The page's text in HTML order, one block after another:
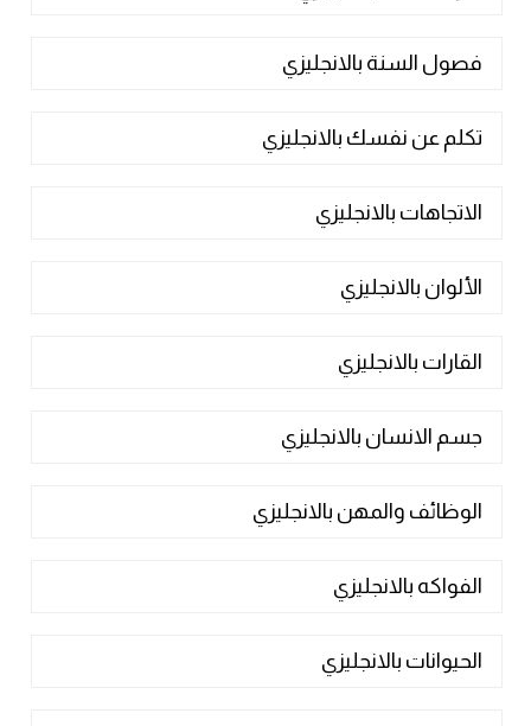
فصول السنة بالانجليزي
تكلم عن نفسك بالانجليزي
الاتجاهات بالانجليزي
الألوان بالانجليزي
القارات بالانجليزي
جسم الانسان بالانجليزي
الوظائف والمهن بالانجليزي
الفواكه بالانجليزي
الحيوانات بالانجليزي